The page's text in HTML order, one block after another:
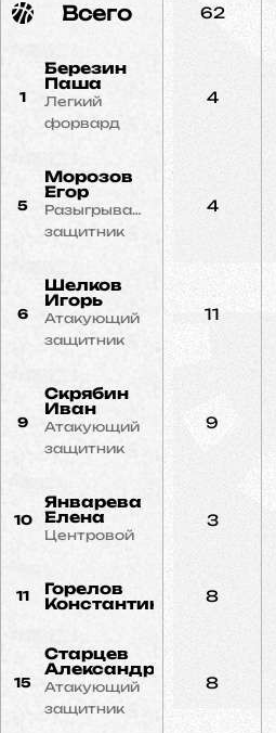
Всего 62
1
Березин
Паша
Легкий
форвард
4
5
Морозов
Егор
Разыгрывающий
защитник
4
6
Шелков
Игорь
Атакующий
защитник
11
9
Скрябин
Иван
Атакующий
защитник
9
10
Январева
Елена
Центровой
3
11
Горелов
Константин
8
15
Старцев
Александр
Атакующий
защитник
8